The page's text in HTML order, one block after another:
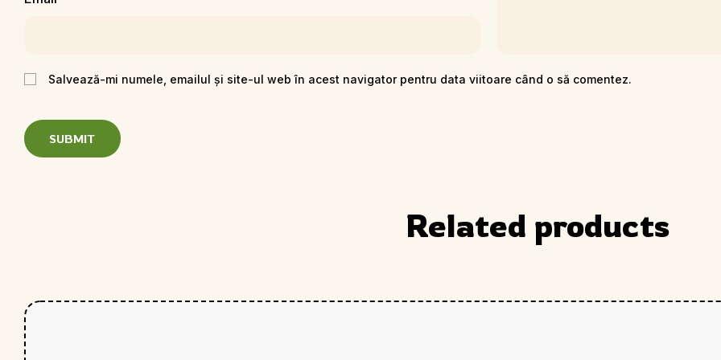
Salvează-mi numele, emailul și site-ul web în acest navigator pentru data viitoare când o să comentez.
Related products